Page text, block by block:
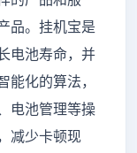
品。挂机宝是
电池寿命，并
能化的算法，
电池管理等操
减少卡顿现